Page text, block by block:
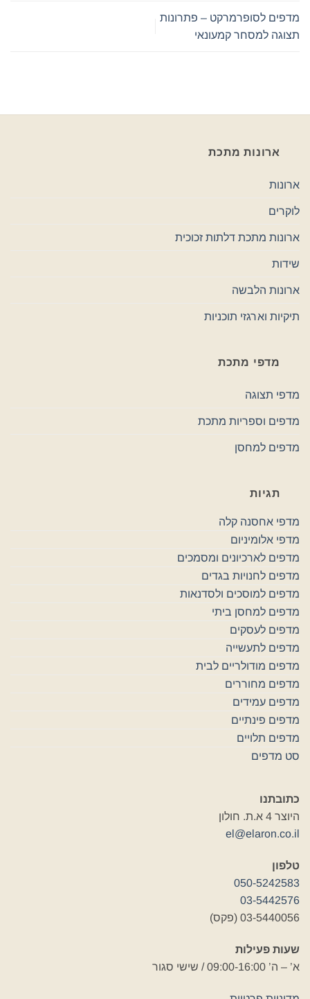
מדפים לסופרמרקט – פתרונות
תצוגה למסחר קמעונאי
ארונות מתכת
ארונות
לוקרים
ארונות מתכת דלתות זכוכית
שידות
ארונות הלבשה
תיקיות וארגזי תוכניות
מדפי מתכת
מדפי תצוגה
מדפים וספריות מתכת
מדפים למחסן
תגיות
מדפי אחסנה קלה
מדפי אלומיניום
מדפים לארכיונים ומסמכים
מדפים לחנויות בגדים
מדפים למוסכים ולסדנאות
מדפים למחסן ביתי
מדפים לעסקים
מדפים לתעשייה
מדפים מודולריים לבית
מדפים מחוררים
מדפים עמידים
מדפים פינתיים
מדפים תלויים
סט מדפים
כתובתנו
היוצר 4 א.ת. חולון
el@elaron.co.il
טלפון
050-5242583
03-5442576
03-5440056 (פקס)
שעות פעילות
א’ – ה’ 09:00-16:00 / שישי סגור